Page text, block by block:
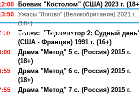
Боевик "Костолом" (США) 2023 г.
Ужасы "Логово" (Великобритания) 2021 г.
(18+)
4 августа
Боевик "Терминатор 2: Судный
(США - Франция) 1991 г. (16+)
Драма "Метод" 5 с. (Россия) 2015 г.
(18+)
Драма "Метод" 6 с. (Россия) 2015 г.
(18+)
Драма "Метод" 7 с. (Россия) 2015 г.